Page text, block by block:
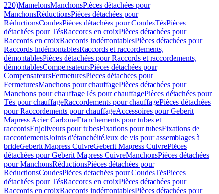
220)MamelonsManchonsPièces détachées pour
ManchonsRéductionsPièces détachées pour
RéductionsCoudesPièces détachées pour CoudesTésPièces
détachées pour TésRaccords en croixPièces détachées pour
Raccords en croixRaccords indémontablesPièces détachées pour
Raccords indémontablesRaccords et raccordements,
démontablesPièces détachées pour Raccords et raccordements,
démontablesCompensateursPièces détachées pour
CompensateursFermeturesPièces détachées pour
FermeturesManchons pour chauffagePièces détachées pour
Manchons pour chauffageTés pour chauffagePièces détachées pour
Tés pour chauffageRaccordements pour chauffagePièces détachées
pour Raccordements pour chauffageAccessoires pour Geberit
Mapress Acier CarboneEtanchements pour tubes et
raccordsEnjoliveurs pour tubesFixations pour tubesFixations de
raccordementsJoints d'étanchéitéJeux de vis pour assemblages à
brideGeberit Mapress CuivreGeberit Mapress CuivrePièces
détachées pour Geberit Mapress CuivreManchonsPièces détachées
pour ManchonsRéductionsPièces détachées pour
RéductionsCoudesPièces détachées pour CoudesTésPièces
détachées pour TésRaccords en croixPièces détachées pour
Raccords en croixRaccords indémontablesPièces détachées pour